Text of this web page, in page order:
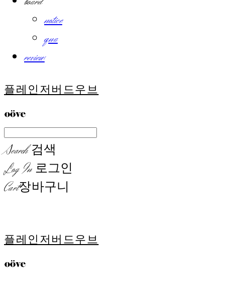
notice
qna
review
플레인저버드우브
Search검색
Log In 로그인
Cart장바구니
플레인저버드우브